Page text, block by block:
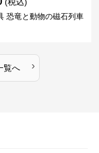
恐竜と動物の磁石列車
覧へ ›